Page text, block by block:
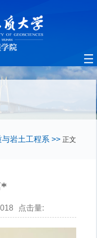
与岩土工程系 >>正文
点击量: